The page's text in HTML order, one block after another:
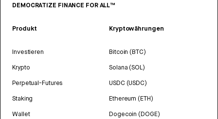
DEMOCRATIZE FINANCE FOR ALL™
Produkt
Investieren
Krypto
Perpetual-Futures
Staking
Wallet
Kryptowährungen
Bitcoin (BTC)
Solana (SOL)
USDC (USDC)
Ethereum (ETH)
Dogecoin (DOGE)